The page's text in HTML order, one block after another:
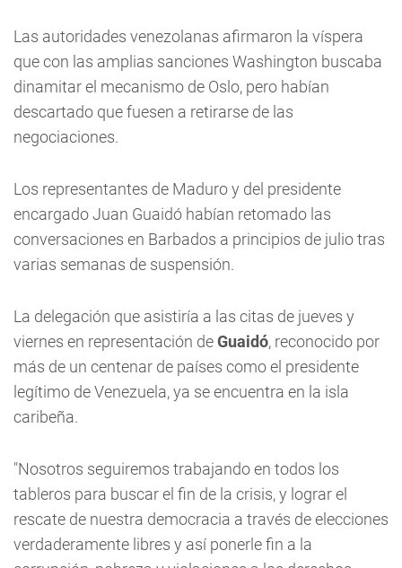
Las autoridades venezolanas afirmaron la víspera
que con las amplias sanciones Washington buscaba
dinamitar el mecanismo de Oslo, pero habían
descartado que fuesen a retirarse de las
negociaciones.
Los representantes de Maduro y del presidente
encargado Juan Guaidó habían retomado las
conversaciones en Barbados a principios de julio tras
varias semanas de suspensión.
La delegación que asistiría a las citas de jueves y
viernes en representación deGuaidó, reconocido por
más de un centenar de países como el presidente
legítimo de Venezuela, ya se encuentra en la isla
caribeña.
"Nosotros seguiremos trabajando en todos los
tableros para buscar el fin de la crisis, y lograr el
rescate de nuestra democracia a través de elecciones
verdaderamente libres y así ponerle fin a la